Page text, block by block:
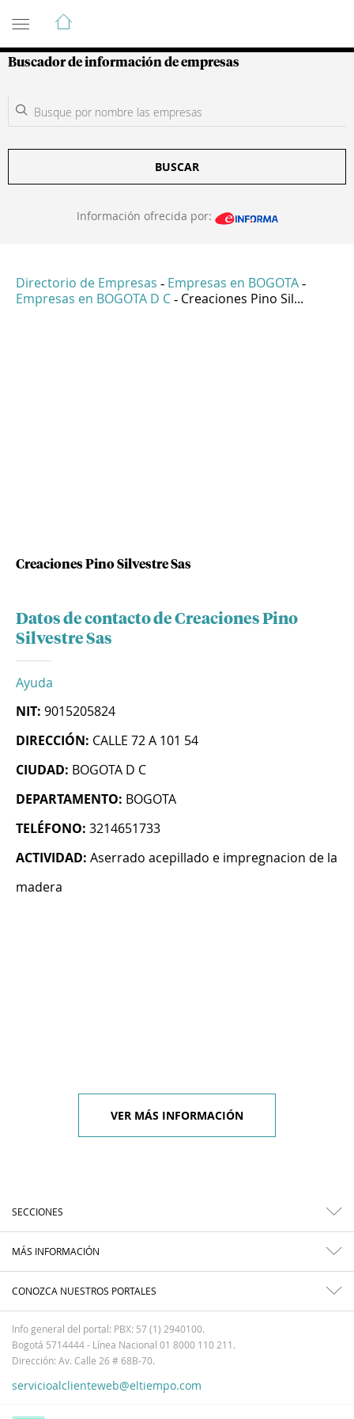
Guía de Empresas Colombianas
Buscador de información de empresas
BUSCAR
Información ofrecida por:
Directorio de Empresas - Empresas en BOGOTA -
Empresas en BOGOTA D C - Creaciones Pino Sil...
Creaciones Pino Silvestre Sas
Datos de contacto de Creaciones Pino
Silvestre Sas
Ayuda
NIT: 9015205824
DIRECCIÓN: CALLE 72 A 101 54
CIUDAD: BOGOTA D C
DEPARTAMENTO: BOGOTA
TELÉFONO: 3214651733
ACTIVIDAD: Aserrado acepillado e impregnacion de la
madera
VER MÁS INFORMACIÓN
SECCIONES
MÁS INFORMACIÓN
CONOZCA NUESTROS PORTALES
Info general del portal: PBX: 57 (1) 2940100.
Bogotá 5714444 - Línea Nacional 01 8000 110 211.
Dirección: Av. Calle 26 # 68B-70.
servicioalclienteweb@eltiempo.com